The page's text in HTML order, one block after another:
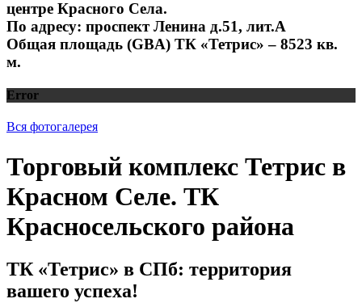
центре Красного Села.
По адресу: проспект Ленина д.51, лит.А
Общая площадь (GBA) ТК «Тетрис» – 8523 кв.
м.
Error
Вся фотогалерея
Торговый комплекс Тетрис в
Красном Селе. ТК
Красносельского района
ТК «Тетрис» в СПб: территория
вашего успеха!